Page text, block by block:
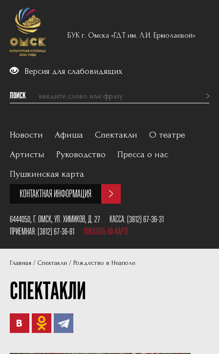
БУК г. Омска «ГДТ им. Л.И. Ермолаевой»
Версия для слабовидящих
ПОИСК
Новости Афиша Спектакли
Вечерний репертуар
Пушкинская карта
О театре
История
Наши партнеры
Артисты Руководство
Пресса о нас
Пушкинская карта
КОНТАКТНАЯ ИНФОРМАЦИЯ
6444050, Г. ОМСК, УЛ. ХИМИКОВ, Д. 27 КАССА:(3812) 67-36-31
ПРИЕМНАЯ:(3812) 67-36-81 ПОКАЗАТЬ НА КАРТЕ
Главная Спектакли Рождество в Неаполе
СПЕКТАКЛИ